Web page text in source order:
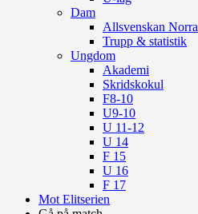
Dam
Allsvenskan Norra
Trupp & statistik
Ungdom
Akademi
Skridskokul
F8-10
U9-10
U 11-12
U 14
F 15
U 16
F 17
Mot Elitserien